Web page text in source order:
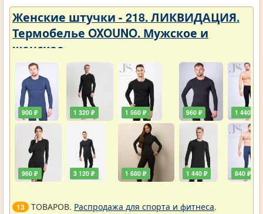
Женские штучки - 218. ЛИКВИДАЦИЯ.
Термобелье OXOUNO. Мужское и
женское
900 ₽
960 ₽
1 320 ₽
3 120 ₽
1 560 ₽
1 680 ₽
960 ₽
1 440 ₽
1 440 ₽
840 ₽
13 ТОВАРОВ. Распродажа для спорта и фитнеса.